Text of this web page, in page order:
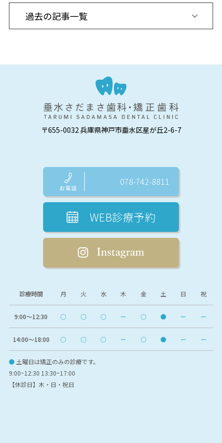
〒655-0032 兵庫県神戸市垂水区星が丘2-6-7
078-742-8811
WEB診療予約
診療時間 月 火 水 木 金 土 日 祝
9:00〜12:30 ○ ○ ○ ー ○ ● ー ー
14:00〜18:00 ○ ○ ○ ー ○ ● ー ー
● 土曜日は矯正のみの診療です。
9:00~12:30 13:30~17:00
【休診日】木・日・祝日